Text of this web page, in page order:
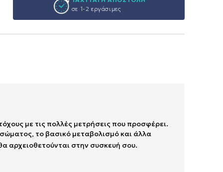
σε 1-2 εργάσιμες
με τις πολλές μετρήσεις που προσφέρει.
το βασικό μεταβολισμό και άλλα
αρχειοθετούνται στην συσκευή σου.